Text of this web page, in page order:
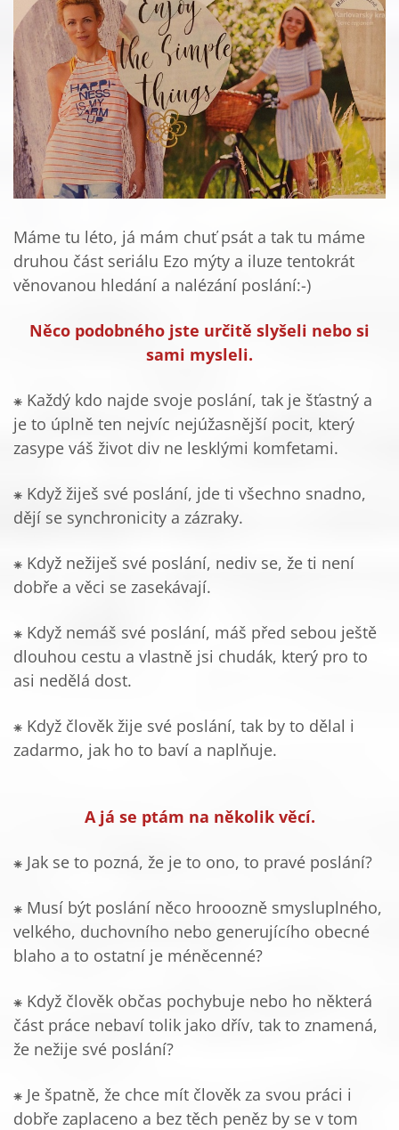
Máme tu léto, já mám chuť psát a tak tu máme
druhou část seriálu Ezo mýty a iluze tentokrát
věnovanou hledání a nalézání poslání:-)
Něco podobného jste určitě slyšeli nebo si
sami mysleli.
⁕ Každý kdo najde svoje poslání, tak je šťastný a
je to úplně ten nejvíc nejúžasnější pocit, který
zasype váš život div ne lesklými komfetami.
⁕ Když žiješ své poslání, jde ti všechno snadno,
dějí se synchronicity a zázraky.
⁕ Když nežiješ své poslání, nediv se, že ti není
dobře a věci se zasekávají.
⁕ Když nemáš své poslání, máš před sebou ještě
dlouhou cestu a vlastně jsi chudák, který pro to
asi nedělá dost.
⁕ Když člověk žije své poslání, tak by to dělal i
zadarmo, jak ho to baví a naplňuje.
A já se ptám na několik věcí.
⁕ Jak se to pozná, že je to ono, to pravé poslání?
⁕ Musí být poslání něco hrooozně smysluplného,
velkého, duchovního nebo generujícího obecné
blaho a to ostatní je méněcenné?
⁕ Když člověk občas pochybuje nebo ho některá
část práce nebaví tolik jako dřív, tak to znamená,
že nežije své poslání?
⁕ Je špatně, že chce mít člověk za svou práci i
dobře zaplaceno a bez těch peněz by se v tom